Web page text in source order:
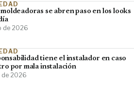
se abren paso en los looks
de 2026
tiene el instalador en caso
por mala instalación
de 2026